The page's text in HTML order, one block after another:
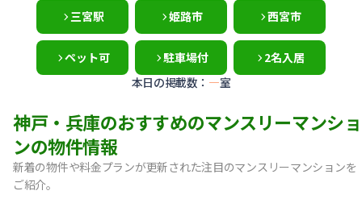
三宮駅
姫路市 西宮市
ペット可 駐車場付
2名入居
本日の掲載数： —室
神戸・兵庫のおすすめのマンスリーマンショ
ンの物件情報
新着の物件や料金プランが更新された注目のマンスリーマンションを
ご紹介。